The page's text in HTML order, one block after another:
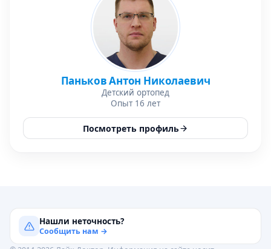
Паньков Антон Николаевич
Детский ортопед
Опыт 16 лет
Посмотреть профиль
Нашли неточность?
Сообщить нам →